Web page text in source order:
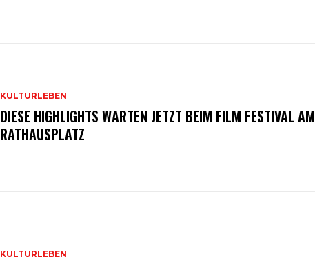
KULTURLEBEN
DIESE HIGHLIGHTS WARTEN JETZT BEIM FILM FESTIVAL AM
RATHAUSPLATZ
KULTURLEBEN